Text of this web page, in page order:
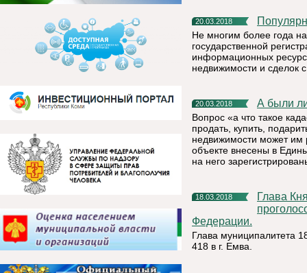
20.03.2018
Не многим более года
государственной
информационных
недвижимости и сделок
20.03.2018 А были
Вопрос «а что такое
продать, купить,
недвижимости может им
объекте внесены в
на него
18.03.2018
Глава Княжпогостского района Татьяна Пугачева
Федерации.
Глава муниципалитета
418 в г. Емва.